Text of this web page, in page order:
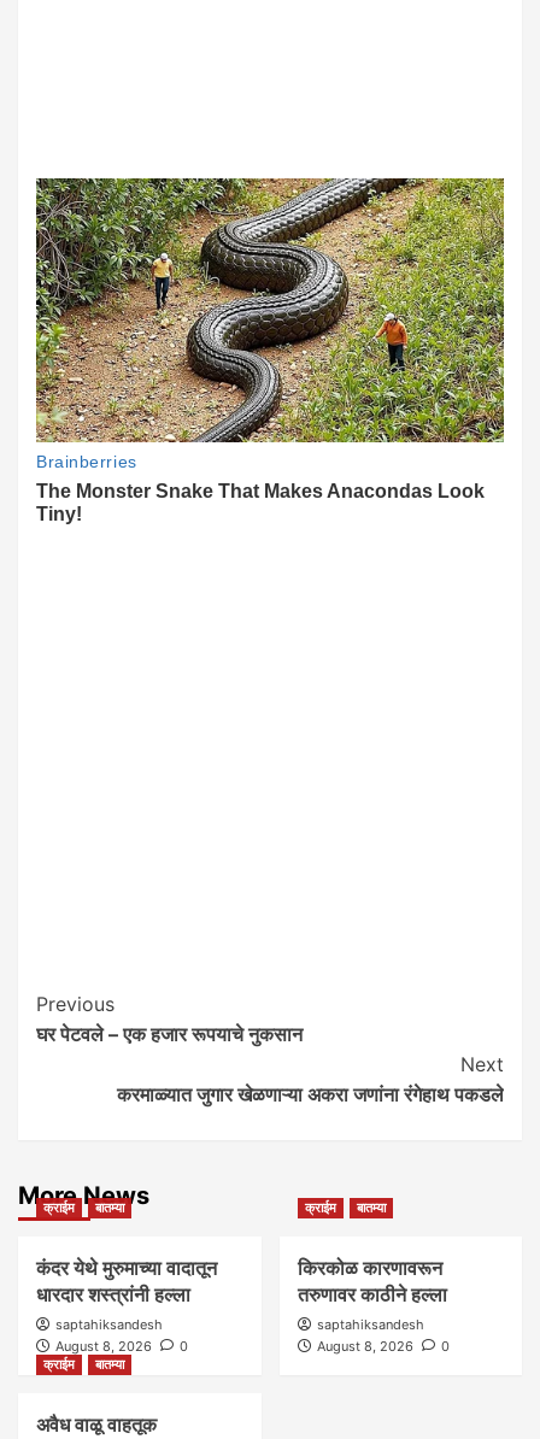
Post
Navigation
Previous
घर पेटवले – एक हजार रूपयाचे नुकसान
Next
करमाळ्यात जुगार खेळणाऱ्या अकरा जणांना रंगेहाथ पकडले
More News
क्राईम बातम्या
कंदर येथे मुरुमाच्या वादातून
धारदार शस्त्रांनी हल्ला
saptahiksandesh
August 8, 2026
0
क्राईम बातम्या
किरकोळ कारणावरून
तरुणावर काठीने हल्ला
saptahiksandesh
August 8, 2026
0
क्राईम
बातम्या
अवैध वाळू वाहतूक